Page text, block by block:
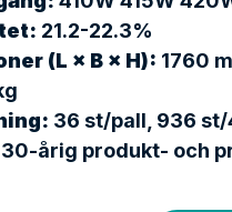
21.2-22.3%
(L × B × H): 1760
36 st/pall, 936
30-årig produkt- och